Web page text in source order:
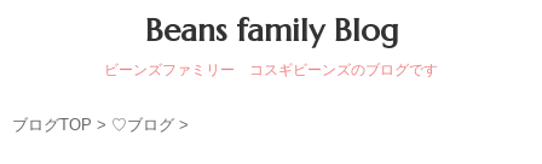
Beans family Blog
ビーンズファミリー コスギビーンズのブログです
ブログTOP > ♡ブログ >